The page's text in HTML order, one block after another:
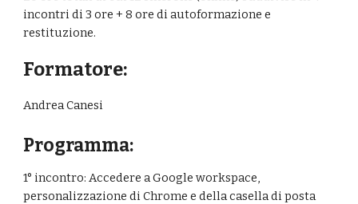
incontri di 3 ore + 8 ore di autoformazione e
restituzione.
Formatore:
Andrea Canesi
Programma:
1° incontro: Accedere a Google workspace,
personalizzazione di Chrome e della casella di posta